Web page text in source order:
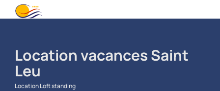
Location vacances Saint
Leu​
Location Loft standing